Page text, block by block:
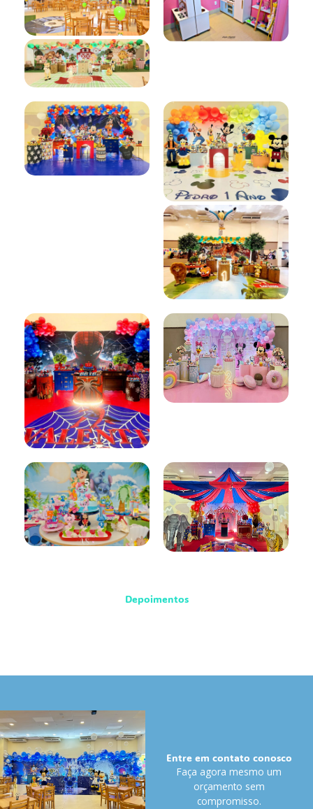
Depoimentos
Entre em contato conosco
Faça agora mesmo um
orçamento sem
compromisso.